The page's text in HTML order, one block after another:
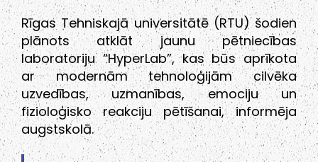
Rīgas Tehniskajā universitātē (RTU) šodien
plānots atklāt jaunu pētniecības
laboratoriju “HyperLab”, kas būs aprīkota
ar modernām tehnoloģijām cilvēka
uzvedības, uzmanības, emociju un
fizioloģisko reakciju pētīšanai, informēja
augstskolā.